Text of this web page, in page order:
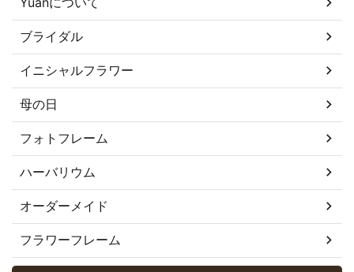
ブライダル
イニシャルフラワー
母の日
フォトフレーム
ハーバリウム
オーダーメイド
フラワーフレーム